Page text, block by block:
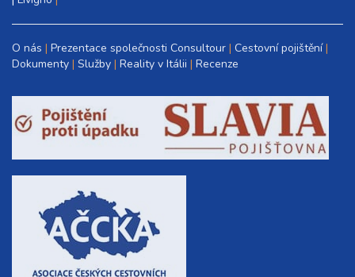
O nás Prezentace společnosti Consultour Cestovní pojištění
Dokumenty Služby Reality v Itálii Recenze